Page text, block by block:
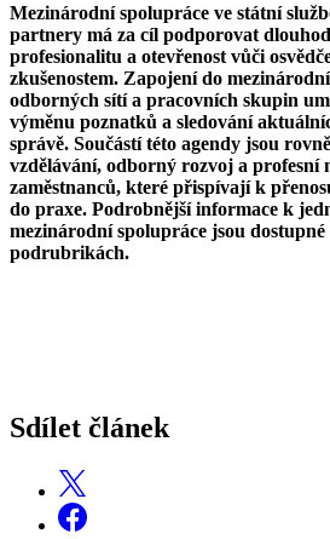
Mezinárodní spolupráce ve státní
partnery má za cíl podporovat
profesionalitu a otevřenost vůči
zkušenostem. Zapojení do
odborných sítí a pracovních skupin
výměnu poznatků a sledování
správě. Součástí této agendy jsou
vzdělávání, odborný rozvoj a profesní
zaměstnanců, které přispívají k
do praxe. Podrobnější informace k
mezinárodní spolupráce jsou
podrubrikách.
Sdílet článek